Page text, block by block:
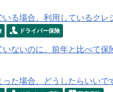
る場合、利用しているクレ
ドライバー保険
ないのに、前年と比べて保
た場合、どうしたらいいで